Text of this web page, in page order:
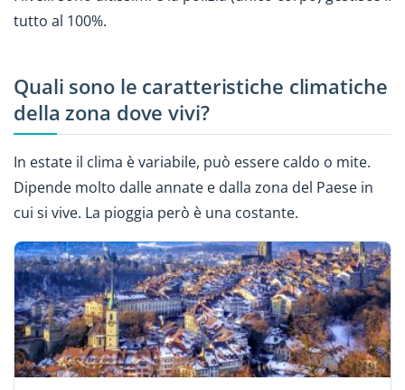
tutto al 100%.
Quali sono le caratteristiche climatiche
della zona dove vivi?
In estate il clima è variabile, può essere caldo o mite.
Dipende molto dalle annate e dalla zona del Paese in
cui si vive. La pioggia però è una costante.